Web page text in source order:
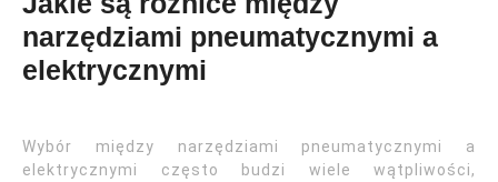
narzędziami pneumatycznymi a
elektrycznymi
Wybór między narzędziami pneumatycznymi a
elektrycznymi często budzi wiele wątpliwości,